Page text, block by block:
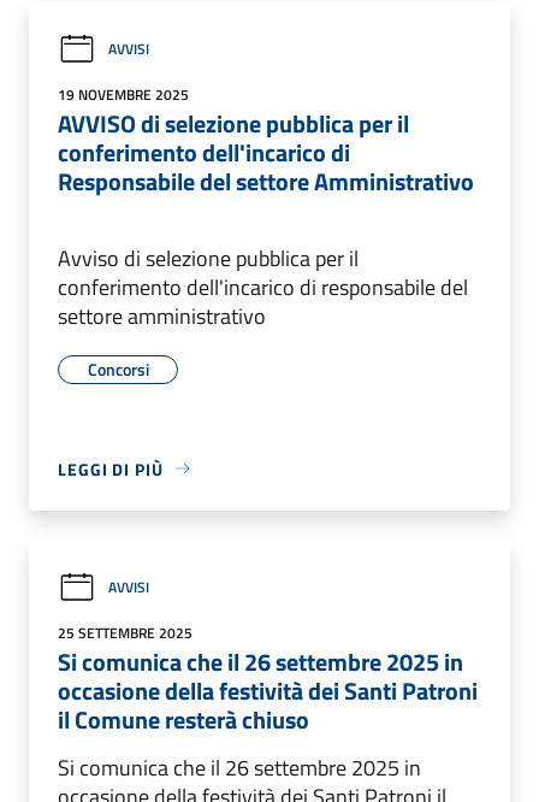
AVVISI
19 NOVEMBRE 2025
AVVISO di selezione pubblica per il
conferimento dell'incarico di
Responsabile del settore Amministrativo
Avviso di selezione pubblica per il
conferimento dell'incarico di responsabile del
settore amministrativo
Concorsi
LEGGI DI PIÙ
AVVISI
25 SETTEMBRE 2025
Si comunica che il 26 settembre 2025 in
occasione della festività dei Santi Patroni
il Comune resterà chiuso
Si comunica che il 26 settembre 2025 in